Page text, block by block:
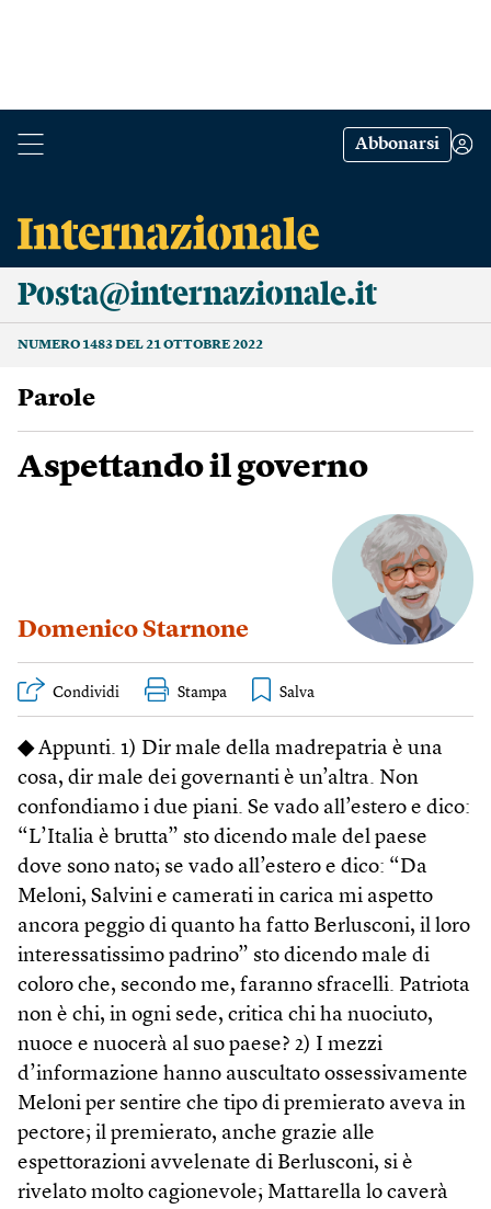
Abbonarsi
Posta@internazionale.it
NUMERO 1483 DEL 21 OTTOBRE 2022
Parole
Aspettando il governo
Domenico Starnone
Condividi Stampa
◆Appunti. 1) Dir male della madrepatria è una
cosa, dir male dei governanti è un’altra. Non
confondiamo i due piani. Se vado all’estero e dico:
“L’Italia è brutta” sto dicendo male del paese
dove sono nato; se vado all’estero e dico: “Da
Meloni, Salvini e camerati in carica mi aspetto
ancora peggio di quanto ha fatto Berlusconi, il loro
interessatissimo padrino” sto dicendo male di
coloro che, secondo me, faranno sfracelli. Patriota
non è chi, in ogni sede, critica chi ha nuociuto,
nuoce e nuocerà al suo paese? 2) I mezzi
d’informazione hanno auscultato ossessivamente
Meloni per sentire che tipo di premierato aveva in
pectore; il premierato, anche grazie alle
espettorazioni avvelenate di Berlusconi, si è
rivelato molto cagionevole; Mattarella lo caverà